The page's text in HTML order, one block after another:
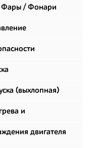
Фары / Фонари
(выхлопная)
и
двигателя